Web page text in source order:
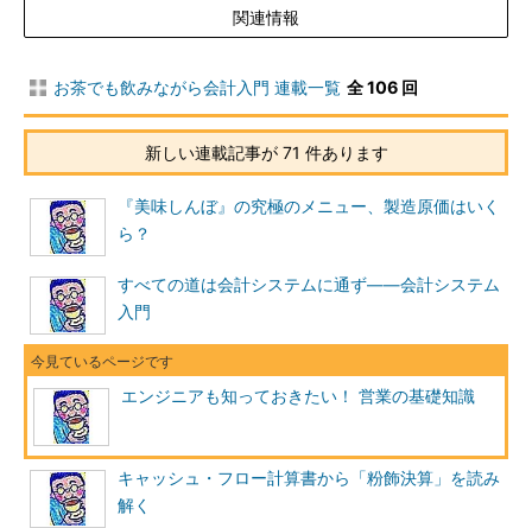
関連情報
お茶でも飲みながら会計入門 連載一覧 全 106 回
新しい連載記事が 71 件あります
『美味しんぼ』の究極のメニュー、製造原価はいく
ら？
すべての道は会計システムに通ず――会計システム
入門
エンジニアも知っておきたい！ 営業の基礎知識
キャッシュ・フロー計算書から「粉飾決算」を読み
解く